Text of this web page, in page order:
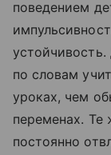
поведением
по словам
уроках, чем
переменах. Те
постоянно